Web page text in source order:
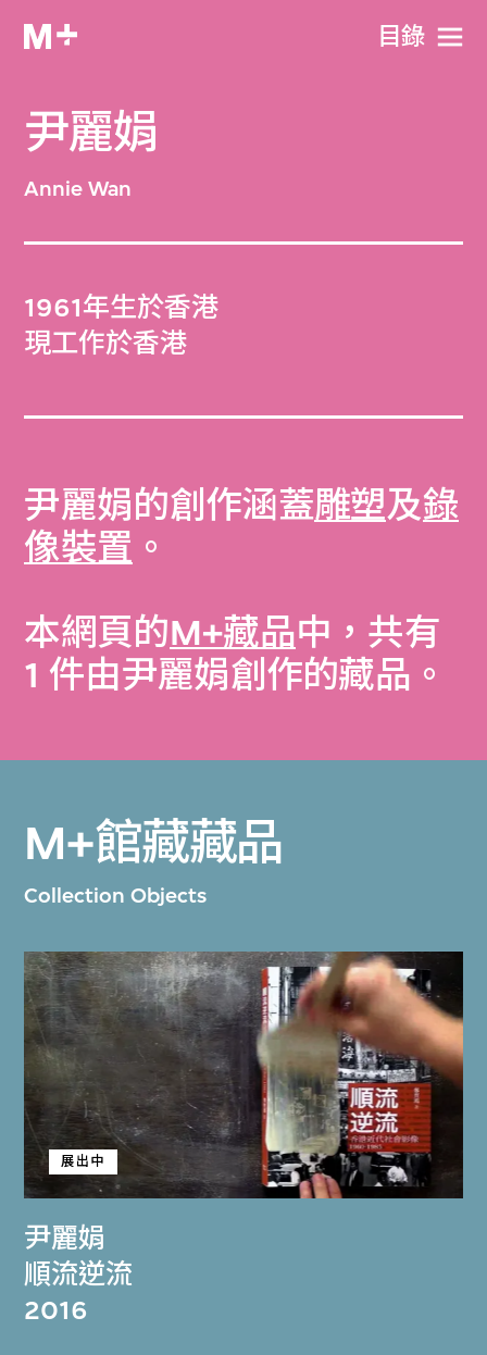
目​錄
尹麗娟
Annie Wan
1961年生於香港
現工作於香港
尹麗娟的創作涵蓋雕塑及錄
像裝置 。
本網頁的M+藏品中，共有
1 件由尹麗娟創作的藏品。
M+館藏藏品
Collection Objects
尹麗娟
展出中
順流逆流
2016